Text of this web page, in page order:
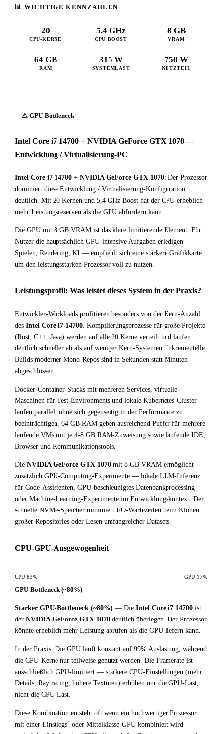
📊 WICHTIGE KENNZAHLEN
20
CPU-KERNE
5.4 GHz
CPU BOOST
8 GB
VRAM
64 GB
RAM
315 W
SYSTEMLAST
750 W
NETZTEIL
⚠ GPU-Bottleneck
Intel Core i7 14700 + NVIDIA GeForce GTX 1070 —
Entwicklung / Virtualisierung-PC
Intel Core i7 14700 + NVIDIA GeForce GTX 1070: Der Prozessor
dominiert diese Entwicklung / Virtualisierung-Konfiguration
deutlich. Mit 20 Kernen und 5,4 GHz Boost hat der CPU erheblich
mehr Leistungsreserven als die GPU abfordern kann.
Die GPU mit 8 GB VRAM ist das klare limitierende Element. Für
Nutzer die hauptsächlich GPU-intensive Aufgaben erledigen —
Spielen, Rendering, KI — empfiehlt sich eine stärkere Grafikkarte
um den leistungsstarken Prozessor voll zu nutzen.
Leistungsprofil: Was leistet dieses System in der Praxis?
Entwickler-Workloads profitieren besonders von der Kern-Anzahl
des Intel Core i7 14700. Kompilierungsprozesse für große Projekte
(Rust, C++, Java) werden auf alle 20 Kerne verteilt und laufen
deutlich schneller ab als auf weniger Kern-Systemen. Inkrementelle
Builds moderner Mono-Repos sind in Sekunden statt Minuten
abgeschlossen.
Docker-Container-Stacks mit mehreren Services, virtuelle
Maschinen für Test-Environments und lokale Kubernetes-Cluster
laufen parallel, ohne sich gegenseitig in der Performance zu
beeinträchtigen. 64 GB RAM geben ausreichend Puffer für mehrere
laufende VMs mit je 4-8 GB RAM-Zuweisung sowie laufende IDE,
Browser und Kommunikationstools.
Die NVIDIA GeForce GTX 1070 mit 8 GB VRAM ermöglicht
zusätzlich GPU-Computing-Experimente — lokale LLM-Inferenz
für Code-Assistenten, GPU-beschleunigtes Datenbankprocessing
oder Machine-Learning-Experimente im Entwicklungskontext. Der
schnelle NVMe-Speicher minimiert I/O-Wartezeiten beim Klonen
großer Repositories oder Lesen umfangreicher Datasets.
CPU-GPU-Ausgewogenheit
CPU 83% GPU 17%
GPU-Bottleneck (~80%)
Starker GPU-Bottleneck (~80%) — Die Intel Core i7 14700 ist
der NVIDIA GeForce GTX 1070 deutlich überlegen. Der Prozessor
könnte erheblich mehr Leistung abrufen als die GPU liefern kann.
In der Praxis: Die GPU läuft konstant auf 99% Auslastung, während
die CPU-Kerne nur teilweise genutzt werden. Die Framerate ist
ausschließlich GPU-limitiert — stärkere CPU-Einstellungen (mehr
Details, Raytracing, höhere Texturen) erhöhen nur die GPU-Last,
nicht die CPU-Last.
Diese Kombination entsteht oft wenn ein hochwertiger Prozessor
mit einer Einstiegs- oder Mittelklasse-GPU kombiniert wird —